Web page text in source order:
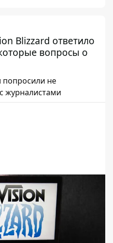
Blizzard ответило
вопросы о
попросили не
журналистами